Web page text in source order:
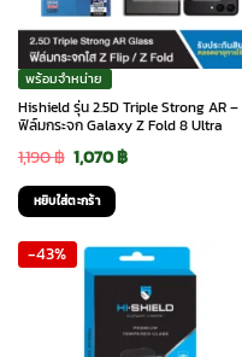
พร้อมจำหน่าย
Hishield รุ่น 2.5D Triple Strong AR –
ฟิล์มกระจก Galaxy Z Fold 8 Ultra
1,190฿ Original
price
was:
1,190 ฿.
1,070฿Current
1,070 ฿.
หยิบใส่ตะกร้า
-43%